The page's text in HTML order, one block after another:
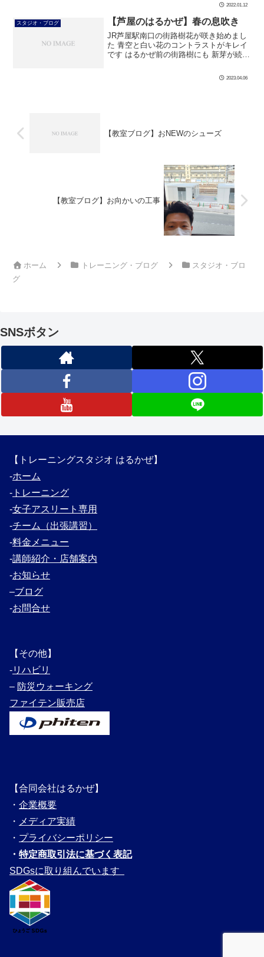
2022.01.12
スタジオ・ブログ 【芦屋のはるかぜ】春の息吹き
JR芦屋駅南口の街路樹花が咲き始めまし
た 青空と白い花のコントラストがキレイ
です はるかぜ前の街路樹にも 新芽が続々
ダンス #社交ダンス #ボディメイク #シュ
2023.04.06
【教室ブログ】おNEWのシューズ
【教室ブログ】お向かいの工事
ホーム トレーニング・ブログ
スタジオ・ブロ
グ
SNSボタン
【トレーニングスタジオ はるかぜ】
‐ホーム
‐ トレーニング
‐女子アスリート専用
‐チーム（出張講習）
‐料金メニュー
‐講師紹介・ 店舗案内
‐お知らせ
–ブログ
‐お問合せ
【その他】
‐リハビリ
– 防災ウォーキング
ファイテン販売店
【合同会社はるかぜ】
・ 企業概要
・ メディ ア実績
・ プライバシーポリシー
・ 特定商取引法に基づく表記
SDGsに取り組んでいます